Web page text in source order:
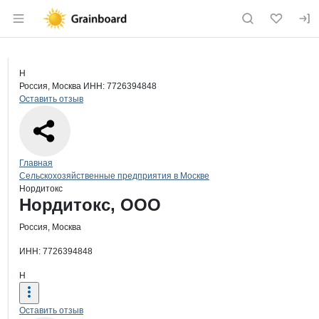
Раздел навигации по сайту
Страница компании
Страница компании
Краткая информация о компании
Н
Россия, Москва ИНН: 7726394848
Оставить отзыв
Навигация по сайту
Главная
Сельскохозяйственные предприятия в Москве
Нордитокс
Основная информация о компании
Нордитокс, ООО
Россия, Москва
ИНН: 7726394848
Н
Оставить отзыв